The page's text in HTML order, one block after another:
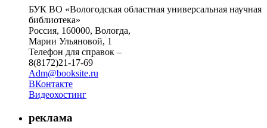
БУК ВО «Вологодская областная универсальная научная
библиотека»
Россия, 160000, Вологда,
Марии Ульяновой, 1
Телефон для справок –
8(8172)21-17-69
Adm@booksite.ru
ВКонтакте
Видеохостинг
реклама